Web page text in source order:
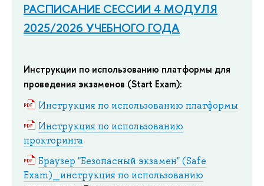
РАСПИСАНИЕ СЕССИИ 4 МОДУЛЯ
2025/2026 УЧЕБНОГО ГОДА
Инструкции по использованию платформы для
проведения экзаменов (Start Exam):
Инструкция по использованию платформы
Инструкция по использованию
прокторинга
Браузер "Безопасный экзамен" (Safe
Exam)_инструкция по использованию